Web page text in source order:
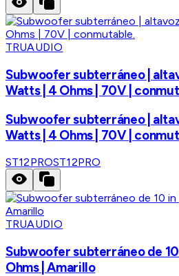
TRUAUDIO
Subwoofer subterráneo |
Watts | 4 Ohms | 70V |
Subwoofer subterráneo |
Watts | 4 Ohms | 70V |
ST12PROST12PRO
TRUAUDIO
Subwoofer subterráneo de
Ohms | Amarillo